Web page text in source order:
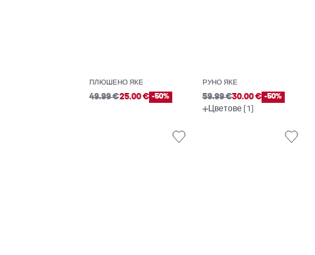
ПЛЮШЕНО ЯКЕ
49.99 €25.00 € -50%
РУНО ЯКЕ
59.99 €30.00 € -50%
Цветове (1)